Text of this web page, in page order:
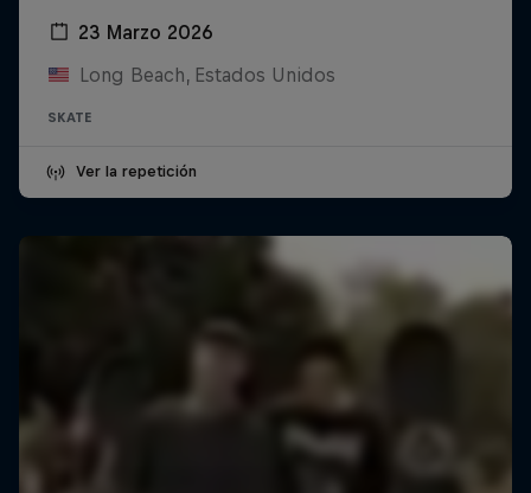
23 Marzo 2026
Long Beach, Estados Unidos
SKATE
Ver la repetición